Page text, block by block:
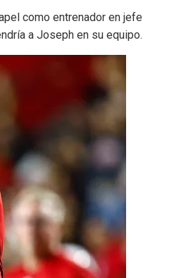
como entrenador en jefe
a Joseph en su equipo.